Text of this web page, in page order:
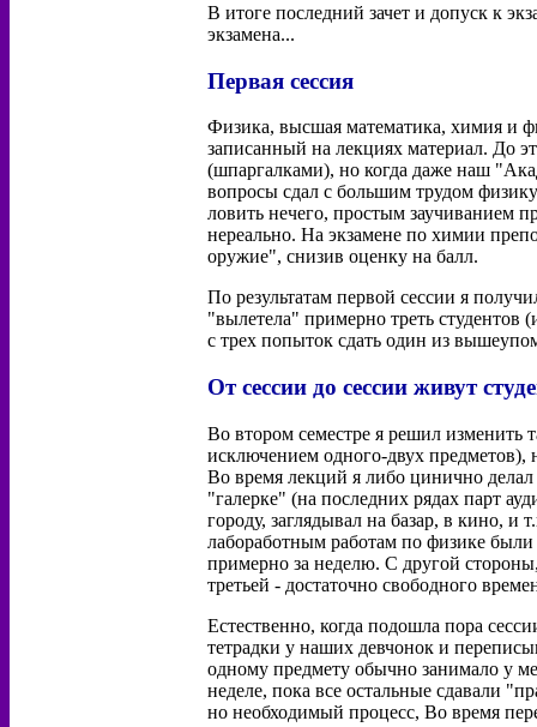
В итоге последний зачет и допуск к
экзамена...
Первая сессия
Физика, высшая математика, химия и
записанный на лекциях материал. До
(шпаргалками), но когда даже наш
вопросы сдал с большим трудом
ловить нечего, простым заучиванием
нереально. На экзамене по химии
оружие", снизив оценку на балл.
По результатам первой сессии я
"вылетела" примерно треть студентов
с трех попыток сдать один из
От сессии до сессии живут
Во втором семестре я решил изменить
исключением одного-двух предметов),
Во время лекций я либо цинично
"галерке" (на последних рядах парт
городу, заглядывал на базар, в кино,
лабоработным работам по физике
примерно за неделю. С другой
третьей - достаточно свободного
Естественно, когда подошла пора
тетрадки у наших девчонок и
одному предмету обычно занимало у
неделе, пока все остальные сдавали
но необходимый процесс, Во время